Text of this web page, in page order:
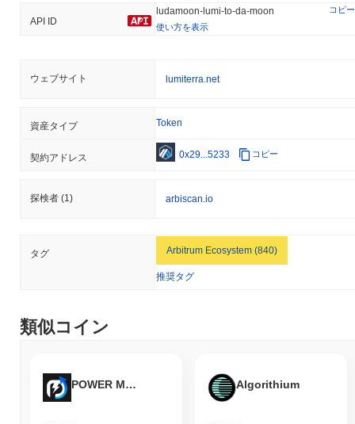
API ID
ludamoon-lumi-to-da-moon
コピー
使い方を表示
ウェブサイト lumiterra.net
資産タイプ Token
契約アドレス 0x29...5233 コピー
探検者 (1) arbiscan.io
タグ Arbitrum Ecosystem (840)
推奨タグ
類似コイン
POWER MARKET Algorithium